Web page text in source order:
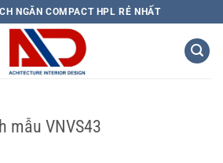
NGĂN COMPACT HPL RẺ NHẤT
mẫu VNVS43